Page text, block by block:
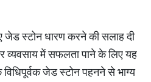
स्टोन धारण करने की सलाह दी
व्यवसाय में सफलता पाने के लिए यह
विधिपूर्वक जेड स्टोन पहनने से भाग्य